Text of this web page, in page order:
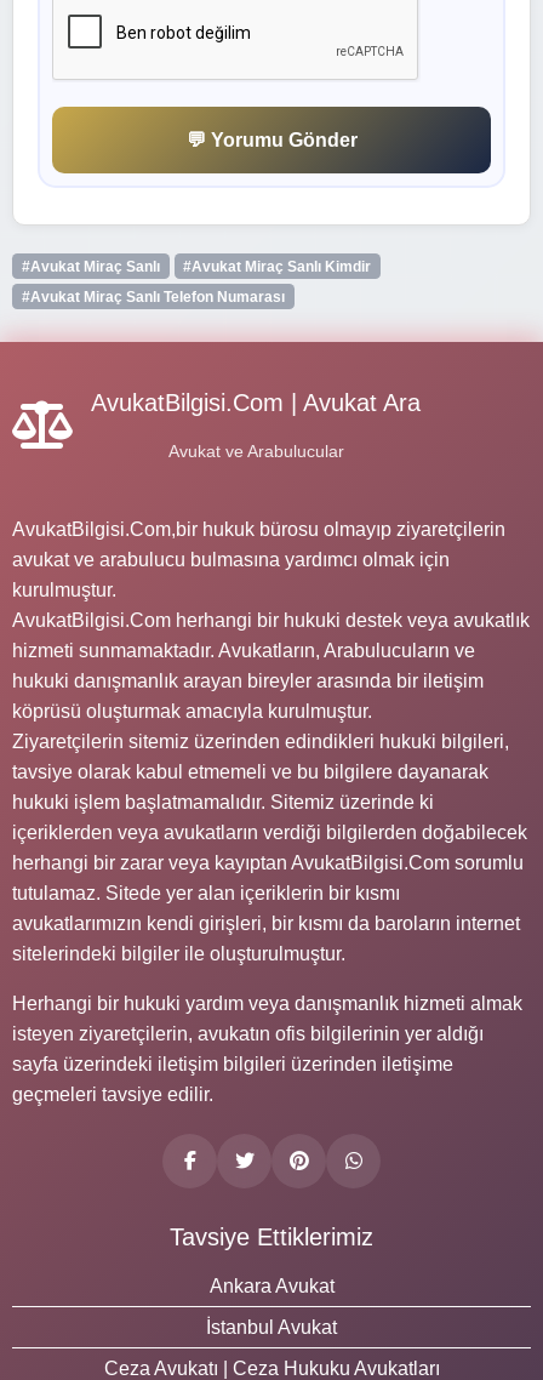
💬 Yorumu Gönder
#Avukat Miraç Sanlı
#Avukat Miraç Sanlı Kimdir
#Avukat Miraç Sanlı Telefon Numarası
AvukatBilgisi.Com | Avukat Ara
Avukat ve Arabulucular
AvukatBilgisi.Com,bir hukuk bürosu olmayıp ziyaretçilerin
avukat ve arabulucu bulmasına yardımcı olmak için
kurulmuştur.
AvukatBilgisi.Com herhangi bir hukuki destek veya avukatlık
hizmeti sunmamaktadır. Avukatların, Arabulucuların ve
hukuki danışmanlık arayan bireyler arasında bir iletişim
köprüsü oluşturmak amacıyla kurulmuştur.
Ziyaretçilerin sitemiz üzerinden edindikleri hukuki bilgileri,
tavsiye olarak kabul etmemeli ve bu bilgilere dayanarak
hukuki işlem başlatmamalıdır. Sitemiz üzerinde ki
içeriklerden veya avukatların verdiği bilgilerden doğabilecek
herhangi bir zarar veya kayıptan AvukatBilgisi.Com sorumlu
tutulamaz. Sitede yer alan içeriklerin bir kısmı
avukatlarımızın kendi girişleri, bir kısmı da baroların internet
sitelerindeki bilgiler ile oluşturulmuştur.
Herhangi bir hukuki yardım veya danışmanlık hizmeti almak
isteyen ziyaretçilerin, avukatın ofis bilgilerinin yer aldığı
sayfa üzerindeki iletişim bilgileri üzerinden iletişime
geçmeleri tavsiye edilir.
Tavsiye Ettiklerimiz
Ankara Avukat
İstanbul Avukat
Ceza Avukatı | Ceza Hukuku Avukatları